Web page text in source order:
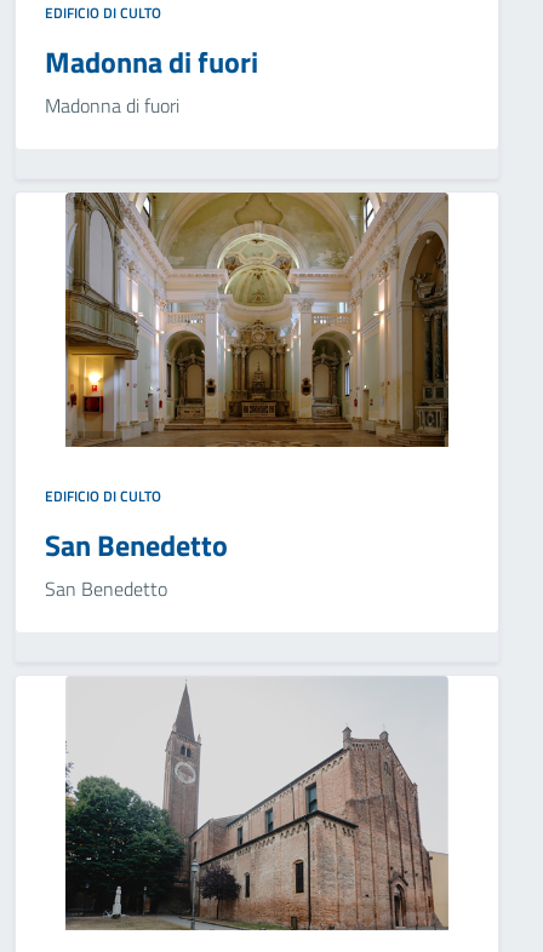
EDIFICIO DI CULTO
Madonna di fuori
Madonna di fuori
EDIFICIO DI CULTO
San Benedetto
San Benedetto